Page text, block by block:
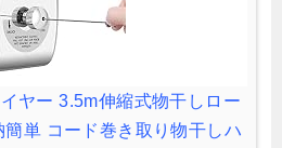
ヤー 3.5m伸縮式物干しロー
単 コード巻き取り物干しハ